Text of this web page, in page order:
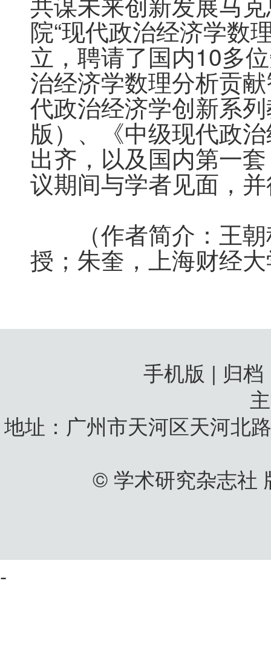
院“现代政治经济学数
立，聘请了国内10多
治经济学数理分析贡
代政治经济学创新系
版）、《中级现代政
出齐，以及国内第一
议期间与学者见面，
（作者简介：王朝
授；朱奎，上海财经
手机版 | 归
地址：广州市天河区天河北
© 学术研究杂志社
-